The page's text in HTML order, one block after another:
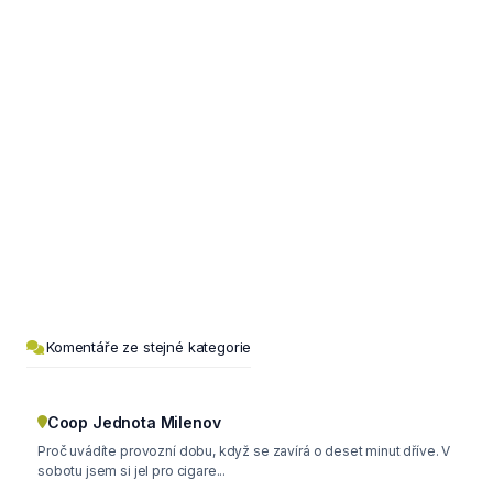
Komentáře ze stejné kategorie
Coop Jednota Milenov
Proč uvádíte provozní dobu, když se zavírá o deset minut dříve. V
sobotu jsem si jel pro cigare...